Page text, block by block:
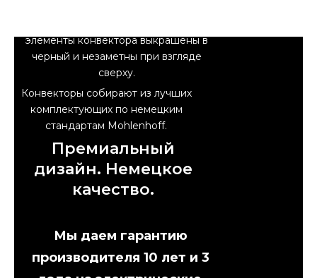
элементы конвектора выкрашены в
черный и незаметны при взгляде
сверху.
Конвекторы собирают из лучших
комплектующих по немецким
стандартам Mohlenhoff.
Премиальный
дизайн. Немецкое
качество.
Мы даем гарантию
производителя 10 лет и 3